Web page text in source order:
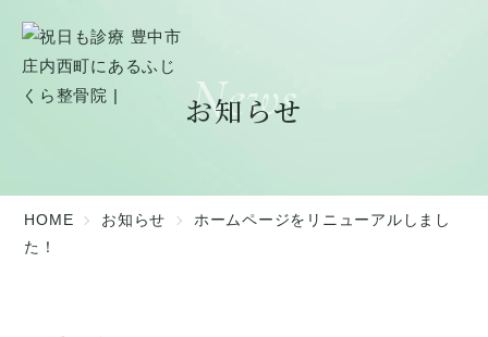
お知らせ
News
HOME お知らせ
ホームページをリニューアルしまし
た！